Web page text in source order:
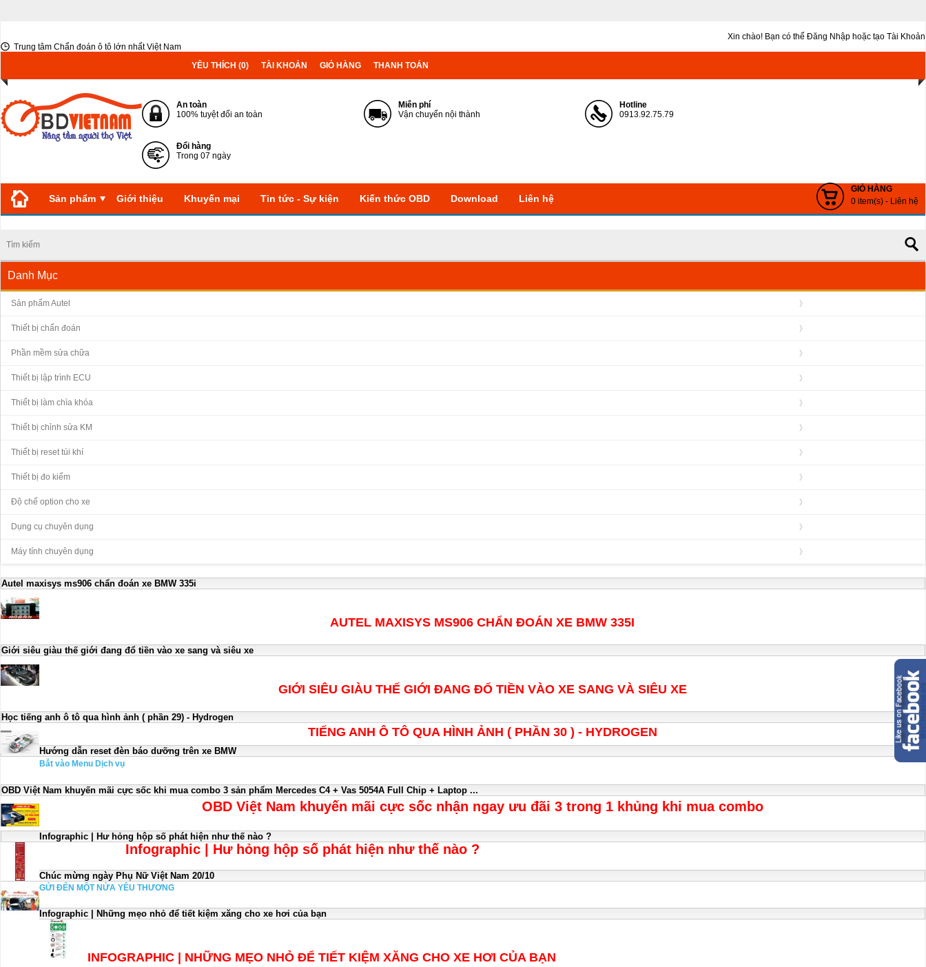
Trung tâm Chẩn đoán ô tô lớn nhất Việt Nam
Xin chào! Bạn có thể Đăng Nhập hoặc tạo Tài Khoản
YÊU THÍCH (0) TÀI KHOẢN GIỎ HÀNG THANH TOÁN
An toàn
100% tuyệt đối an toàn
Miễn phí
Vận chuyển nội thành
Hotline
0913.92.75.79
Đổi hàng
Trong 07 ngày
GIỎ HÀNG
0 item(s) - Liên hệ
Sản phẩm Giới thiệu Khuyến mại Tin tức - Sự kiện Kiến thức OBD Download Liên hệ
Danh Mục
Sản phẩm Autel
Thiết bị chẩn đoán
Phần mềm sửa chữa
Thiết bị lập trình ECU
Thiết bị làm chìa khóa
Thiết bị chỉnh sửa KM
Thiết bị reset túi khí
Thiết bị đo kiểm
Độ chế option cho xe
Dụng cụ chuyên dụng
Máy tính chuyên dụng
Autel maxisys ms906 chẩn đoán xe BMW 335i
AUTEL MAXISYS MS906 CHẨN ĐOÁN XE BMW 335I
Giới siêu giàu thế giới đang đổ tiền vào xe sang và siêu xe
GIỚI SIÊU GIÀU THẾ GIỚI ĐANG ĐỔ TIỀN VÀO XE SANG VÀ SIÊU XE
Học tiếng anh ô tô qua hình ảnh ( phần 29) - Hydrogen
TIẾNG ANH Ô TÔ QUA HÌNH ẢNH ( PHẦN 30 ) - HYDROGEN
Hướng dẫn reset đèn báo dưỡng trên xe BMW
Bắt vào Menu Dịch vụ
OBD Việt Nam khuyến mãi cực sốc khi mua combo 3 sản phẩm Mercedes C4 + Vas 5054A Full Chip + Laptop ...
OBD Việt Nam khuyến mãi cực sốc nhận ngay ưu đãi 3 trong 1 khủng khi mua combo
Infographic | Hư hỏng hộp số phát hiện như thế nào ?
Infographic | Hư hỏng hộp số phát hiện như thế nào ?
Chúc mừng ngày Phụ Nữ Việt Nam 20/10
GỬI ĐẾN MỘT NỬA YÊU THƯƠNG
Infographic | Những mẹo nhỏ để tiết kiệm xăng cho xe hơi của bạn
INFOGRAPHIC | NHỮNG MẸO NHỎ ĐỂ TIẾT KIỆM XĂNG CHO XE HƠI CỦA BẠN